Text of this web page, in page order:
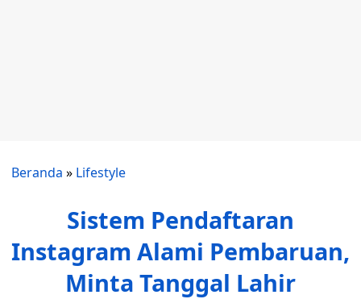
Beranda » Lifestyle
Sistem Pendaftaran
Instagram Alami Pembaruan,
Minta Tanggal Lahir